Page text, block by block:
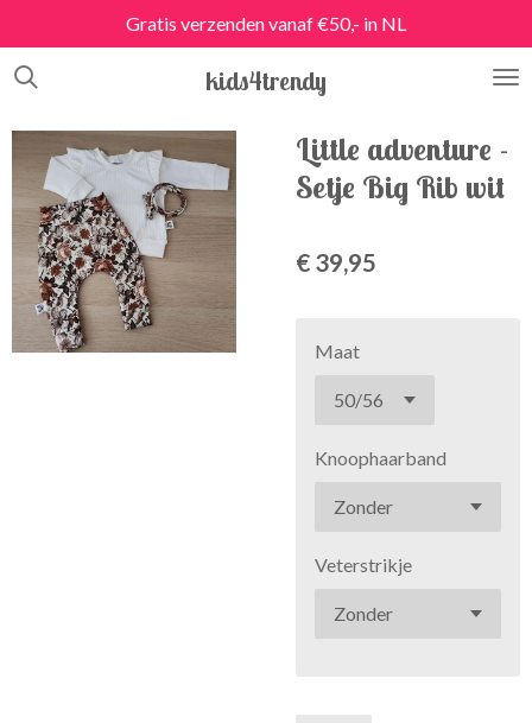
direct
naar
hoofdinhoud
kids4trendy
Gratis verzenden vanaf €50,- in NL
Little adventure -
Setje Big Rib wit
€ 39,95
Maat
Knoophaarband
Veterstrikje